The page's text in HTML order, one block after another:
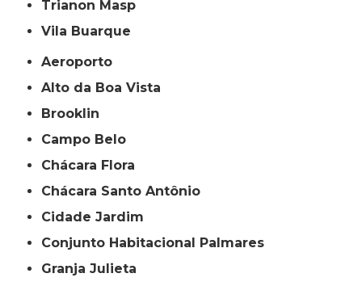
Trianon Masp
Vila Buarque
Aeroporto
Alto da Boa Vista
Brooklin
Campo Belo
Chácara Flora
Chácara Santo Antônio
Cidade Jardim
Conjunto Habitacional Palmares
Granja Julieta